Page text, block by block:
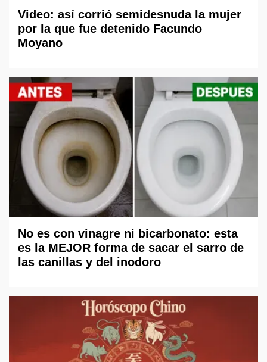
Video: así corrió semidesnuda la mujer
por la que fue detenido Facundo
Moyano
No es con vinagre ni bicarbonato: esta
es la MEJOR forma de sacar el sarro de
las canillas y del inodoro